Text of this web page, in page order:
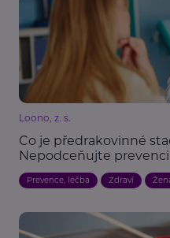
Loono, z. s.
Co je předrakovinné
Nepodceňujte prevenci
Prevence, léčba Zdraví